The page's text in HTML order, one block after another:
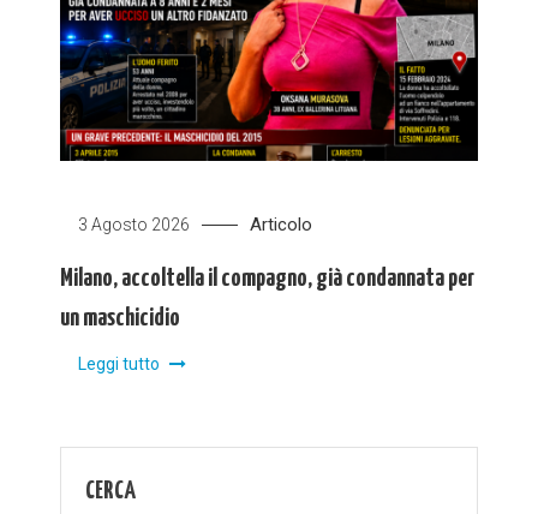
3 Agosto 2026 Articolo
Milano, accoltella il compagno, già condannata per
un maschicidio
Leggi tutto
CERCA